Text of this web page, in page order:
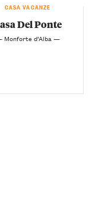
CASA VACANZE
Del Ponte
Monforte d’Alba —